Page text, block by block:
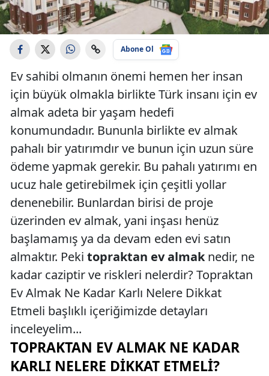
Abone Ol
Ev sahibi olmanın önemi hemen her insan
için büyük olmakla birlikte Türk insanı için ev
almak adeta bir yaşam hedefi
konumundadır. Bununla birlikte ev almak
pahalı bir yatırımdır ve bunun için uzun süre
ödeme yapmak gerekir. Bu pahalı yatırımı en
ucuz hale getirebilmek için çeşitli yollar
denenebilir. Bunlardan birisi de proje
üzerinden ev almak, yani inşası henüz
başlamamış ya da devam eden evi satın
almaktır. Peki topraktan ev almaknedir, ne
kadar caziptir ve riskleri nelerdir? Topraktan
Ev Almak Ne Kadar Karlı Nelere Dikkat
Etmeli başlıklı içeriğimizde detayları
inceleyelim...
TOPRAKTAN EV ALMAK NE KADAR
KARLI NELERE DIKKAT ETMELI?